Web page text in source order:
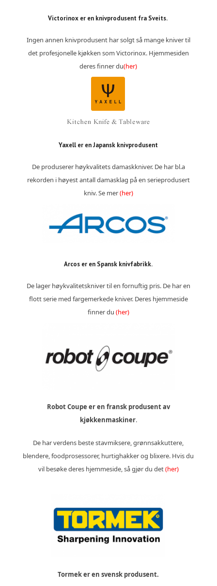
Victorinox er en knivprodusent fra Sveits.
Ingen annen knivprodusent har solgt så mange kniver til
det profesjonelle kjøkken som Victorinox. Hjemmesiden
deres finner du(her)
Yaxell er en Japansk knivprodusent
De produserer høykvalitets damaskkniver. De har bl.a
rekorden i høyest antall damasklag på en serieprodusert
kniv. Se mer(her)
Arcos er en Spansk knivfabrikk.
De lager høykvalitetskniver til en fornuftig pris. De har en
flott serie med fargemerkede kniver. Deres hjemmeside
finner du (her)
Robot Coupe er en fransk produsent av
kjøkkenmaskiner.
De har verdens beste stavmiksere, grønnsakkuttere,
blendere, foodprosessorer, hurtighakker og blixere. Hvis du
vil besøke deres hjemmeside, så gjør du det(her)
Tormek er en svensk produsent.